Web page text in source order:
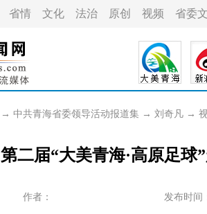
省情 文化 法治 原创 视频 省委
→ 中共青海省委领导活动报道集 → 刘奇凡 →
第二届“大美青海·高原足球
作者： 发布时间